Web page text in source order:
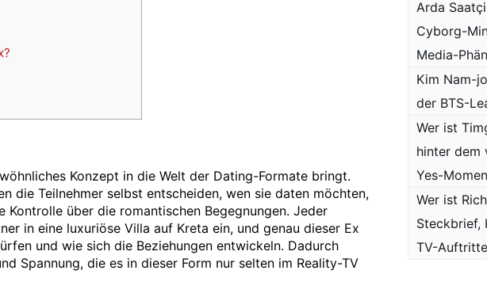
Konzept in die Welt der Dating-Formate bringt.
die Teilnehmer selbst entscheiden, wen sie daten möchten,
über die romantischen Begegnungen. Jeder
in eine luxuriöse Villa auf Kreta ein, und genau dieser Ex
und wie sich die Beziehungen entwickeln. Dadurch
Spannung, die es in dieser Form nur selten im Reality-TV
Arda
Cyborg-
Media-
Kim Nam-
der BTS-
Wer ist
hinter dem
Yes-
Wer ist
Steckbrief,
TV-Auftritte